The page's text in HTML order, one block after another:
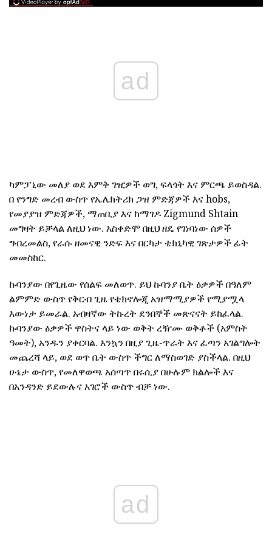
ad
ካምፓኒው መለያ ወደ እምቅ ገዢዎች ወግ, ፍላጎት እና ምርጫ ይወስዳል.
በ የንግድ መረብ ውስጥ የኤሌክትሪክ ጋዝ ምድጃዎች እና hobs,
የመያያዝ ምድጃዎች, ማጠቢያ እና ከማገዶ Zigmund Shtain
መግዛት ይቻላል ለዚህ ነው. አስቀድሞ በዚህ ዘዴ የገነባነው ሰዎች
ግብረመልስ, የራሱ ዘመናዊ ንድፍ እና በርካታ ቴክኒካዊ ገጽታዎች ፊት
መመስከር.
ኩባንያው በየጊዜው የሰልፍ መለወጥ. ይህ ኩባንያ ቤት ዕቃዎች በዓለም
ልምምድ ውስጥ የቅርብ ጊዜ የቴክኖሎጂ አዝማሚያዎች የሚያሟላ
እውነታ ይመራል. አብዛኛው ትኩረት ደንበኞች መጽናናት ይከፈላል.
ኩባንያው ዕቃዎች ዋስትና ላይ ነው ወቅት ረዥሙ ወቅቶች (አምስት
ዓመት), አንዱን ያቀርባል. እንኳን በዚያ ጊዜ-ጥራት እና ፈጣን አገልግሎት
መጨረሻ ላይ, ወደ ወጥ ቤት ውስጥ ችግር ለማስወገድ ያስችላል. በዚህ
ሁኔታ ውስጥ, የመለዋወጫ አሰጣጥ በሩሲያ በሁሉም ክልሎች እና
በአንዳንድ ይደውሉና አገሮች ውስጥ ብቻ ነው.
ad